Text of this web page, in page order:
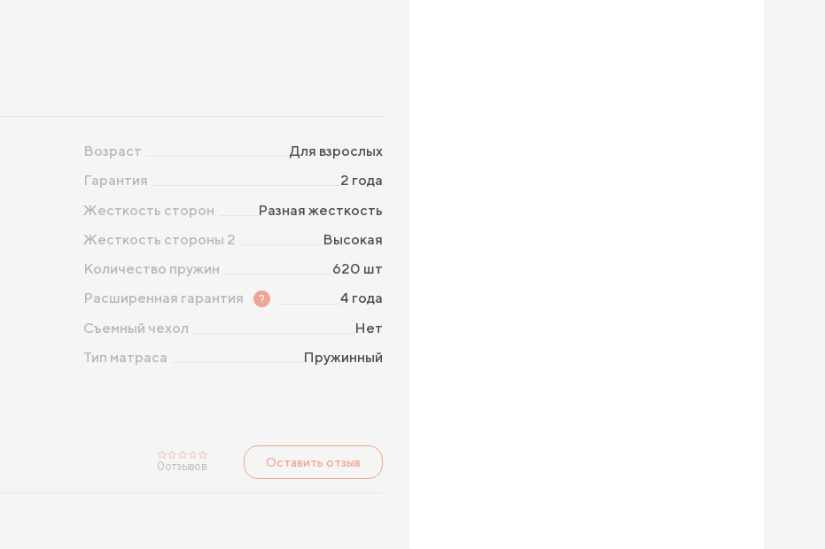
Возраст
Для взрослых
Гарантия
2 года
Жесткость сторон
Разная жесткость
Жесткость стороны 2
Высокая
Количество пружин 620 шт
Расширенная гарантия ?
4 года
Съемный чехол
Нет
Тип матраса Пружинный
0отзывов Оставить отзыв